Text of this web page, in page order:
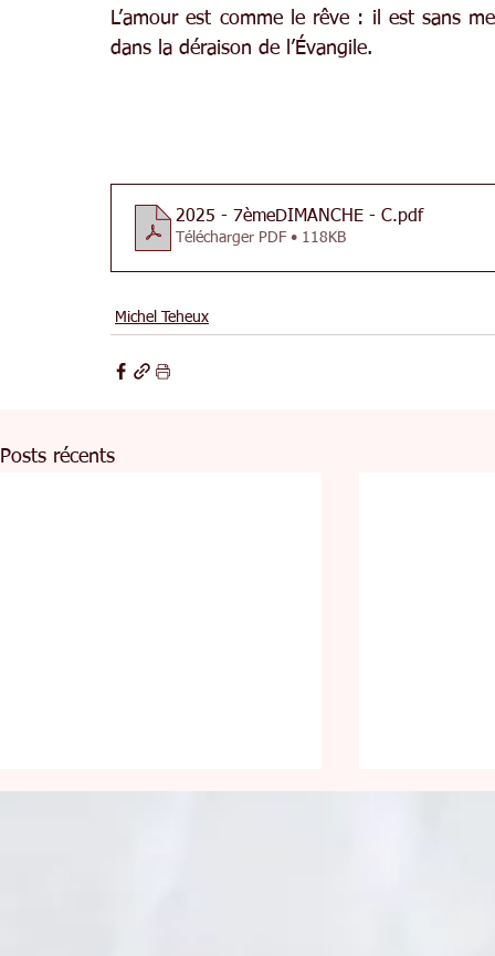
L’amour est comme le rêve : il est sans
dans la déraison de l’Évangile.
2025 - 7èmeDIMANCHE - C.pdf
Télécharger PDF • 118KB
Michel Teheux
Posts récents